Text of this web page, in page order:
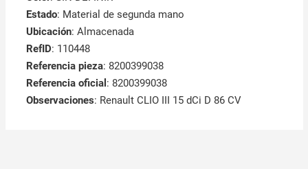
Estado: Material de segunda mano
Ubicación: Almacenada
RefID: 110448
Referencia pieza: 8200399038
Referencia oficial : 8200399038
Observaciones: Renault CLIO III 15 dCi D 86 CV